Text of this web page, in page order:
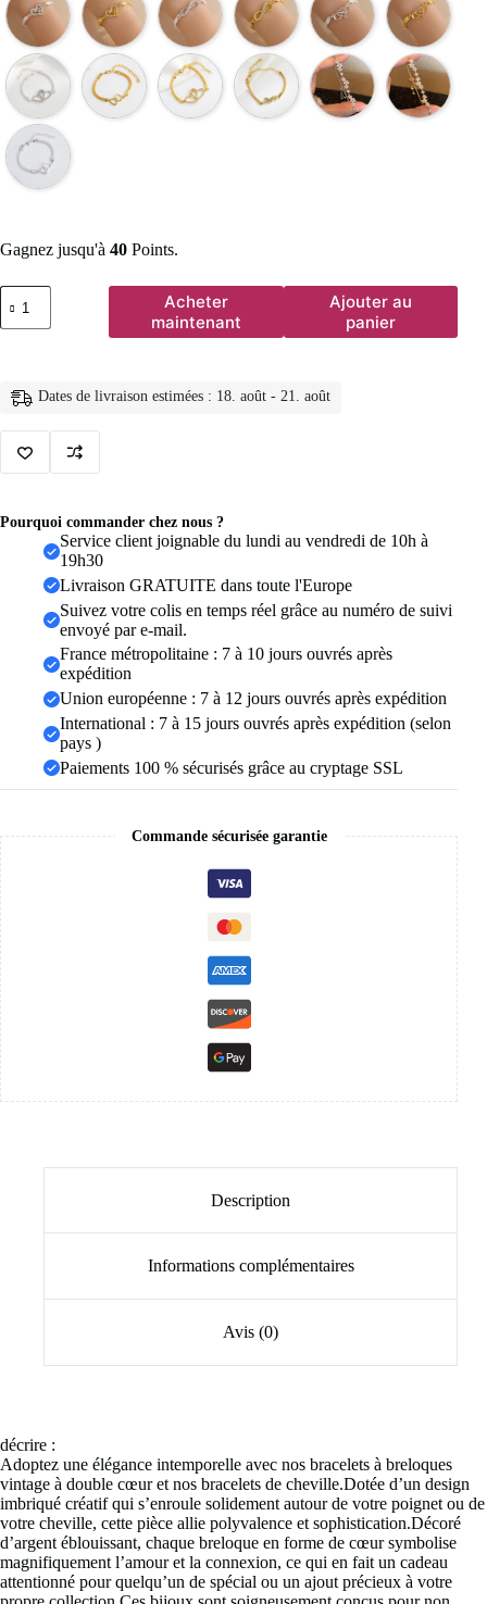
Gagnez jusqu'à 40 Points.
quantité
de
Bracelets
forme
d'amour
pour
et
hommes,
couleur
Double
amoureux,
Acheter
maintenant
Ajouter au
panier
Dates de livraison estimées : 18. août - 21. août
Pourquoi commander chez nous ?
Service client joignable du lundi au vendredi de 10h à
19h30
Livraison GRATUITE dans toute l'Europe
Suivez votre colis en temps réel grâce au numéro de suivi
envoyé par e-mail.
France métropolitaine : 7 à 10 jours ouvrés après
expédition
Union européenne : 7 à 12 jours ouvrés après expédition
International : 7 à 15 jours ouvrés après expédition (selon
pays )
Paiements 100 % sécurisés grâce au cryptage SSL
Commande sécurisée garantie
Description
Informations complémentaires
Avis (0)
décrire :
Adoptez une élégance intemporelle avec nos bracelets à breloques
vintage à double cœur et nos bracelets de cheville.Dotée d’un design
imbriqué créatif qui s’enroule solidement autour de votre poignet ou de
votre cheville, cette pièce allie polyvalence et sophistication.Décoré
d’argent éblouissant, chaque breloque en forme de cœur symbolise
magnifiquement l’amour et la connexion, ce qui en fait un cadeau
attentionné pour quelqu’un de spécial ou un ajout précieux à votre